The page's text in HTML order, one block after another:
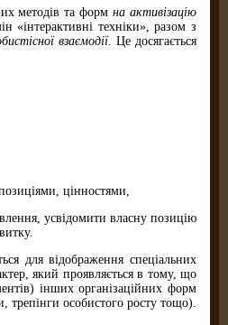
методів та формна активізацію
«інтерактивні техніки», разом з
взаємодії. Це досягається
цінностями,
усвідомити власну позицію
для відображення спеціальних
який проявляється в тому, що
інших організаційних форм
трепінги особистого росту тощо).